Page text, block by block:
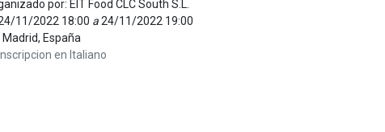
por: EIT Food CLC South S.L.
11/2022 18:00 a24/11/2022 19:00
Madrid, España
Inscripcion en Italiano